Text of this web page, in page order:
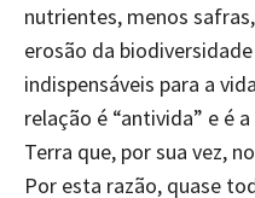
nutrientes, menos
erosão da
indispensáveis para a
relação é “antivida” e é
Terra que, por sua vez,
Por esta razão, quase